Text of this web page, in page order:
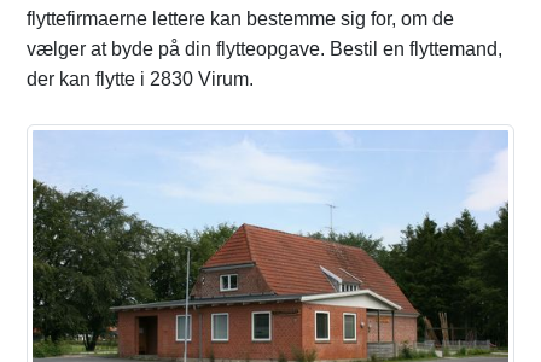
flyttefirmaerne lettere kan bestemme sig for, om de
vælger at byde på din flytteopgave. Bestil en flyttemand,
der kan flytte i 2830 Virum.